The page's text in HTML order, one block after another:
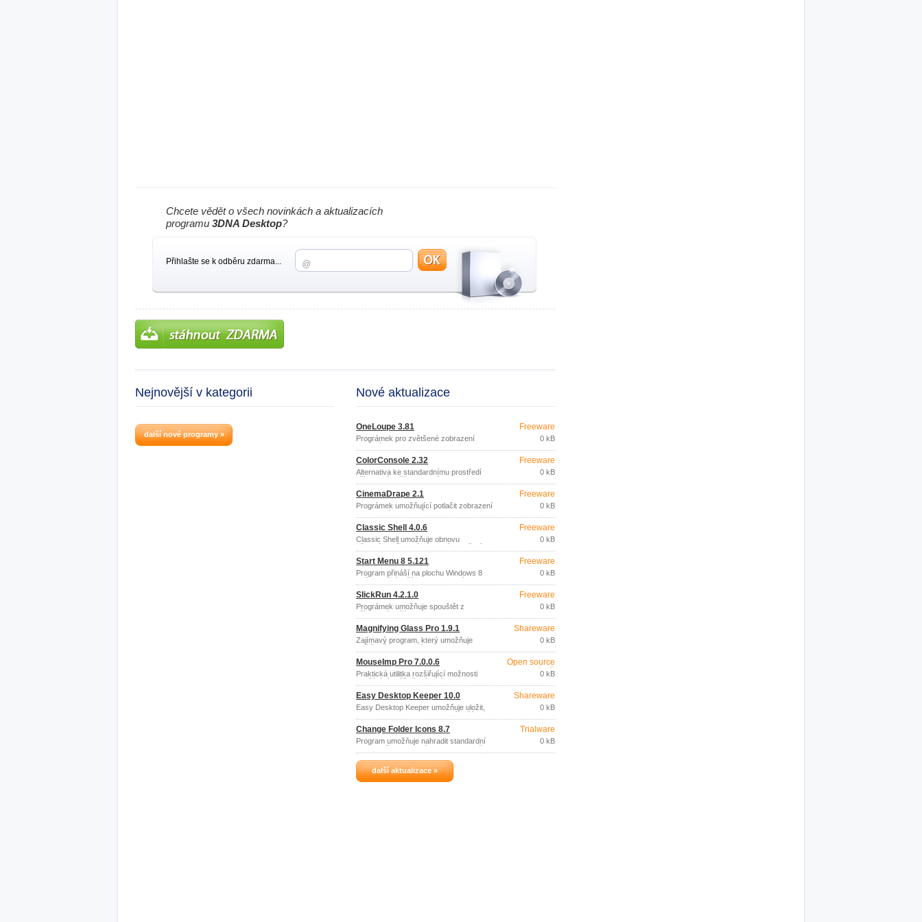
Chcete vědět o všech novinkách a aktualizacích
programu 3DNA Desktop?
Přihlašte se k odběru zdarma...
Nejnovější v kategorii
další nové programy »
Nové aktualizace
OneLoupe 3.81
Prográmek pro zvětšené zobrazení
zvolené oblasti na obrazovce.
Freeware
0 kB
ColorConsole 2.32
Alternativa ke standardnímu prostředí
příkazového řádku systému Windows.
Freeware
0 kB
CinemaDrape 2.1
Prográmek umožňující potlačit zobrazení
(ztmavení) pracovní plochy mimo
zvolenou oblast zájmu.
Freeware
0 kB
Classic Shell 4.0.6
Classic Shell umožňuje obnovu
některých původních funkcí prostředí
systému Windows, které byly změněny
ve Windows Vista, 7 nebo&#160;8&#160;
(například nabídku Start) nebo
původních možností Průzkumníka
(dialogové okno pro kopírování, tlačítka
panelu nástrojů, zobrazení stromové
struktury,…).
Freeware
0 kB
Start Menu 8 5.121
Program přináší na plochu Windows 8
zpět tradiční tlačítko Start s nabídkou, na
kterou jste zvyklí.
Freeware
0 kB
SlickRun 4.2.1.0
Prográmek umožňuje spouštět z
příkazového řádku libovolnou aplikaci
nebo více aplikací současně a otevírat
určité webové stránky, prostřednictvím
tzv.
Freeware
0 kB
Magnifying Glass Pro 1.9.1
Zajímavý program, který umožňuje
zvětšené zobrazení oblasti pod
kurzorem na obrazovce, prostřednictvím
virtuální lupy.
Shareware
0 kB
MouseImp Pro 7.0.0.6
Praktická utilitka rozšiřující možnosti
používání počítačové myši.
Open source
(gpl)
0 kB
Easy Desktop Keeper 10.0
Easy Desktop Keeper umožňuje uložit,
obnovit a spravovat nastavení vaší
pracovní plochy (rozmístění ikon,
zvolené pozadí, spořič).
Shareware
0 kB
Change Folder Icons 8.7
Program umožňuje nahradit standardní
ikony složek, diskových jednotek, koše a
síťových připojení.
Trialware
0 kB
další aktualizace »